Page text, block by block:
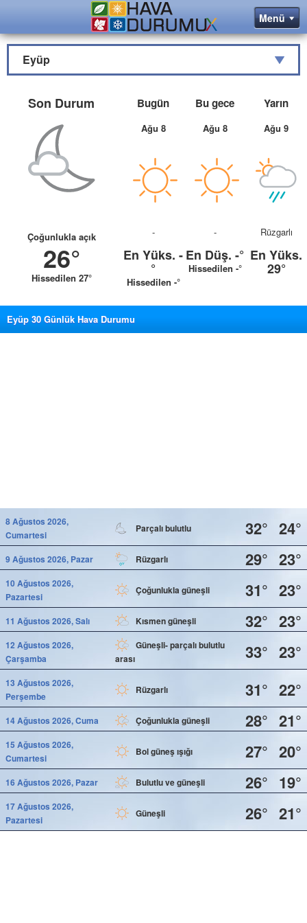
Eyüp
Son Durum
Çoğunlukla açık
26°
Hissedilen 27°
Bugün
Ağu 8
-
En Yüks.-
°
Hissedilen -°
Bu gece
Ağu 8
-
En Düş.-°
Hissedilen -°
Yarın
Ağu 9
Rüzgarlı
En Yüks.
29°
Eyüp 30 Günlük Hava Durumu
8 Ağustos 2026,
Cumartesi
Parçalı bulutlu 32° 24°
9 Ağustos 2026, Pazar Rüzgarlı 29° 23°
10 Ağustos 2026,
Pazartesi
Çoğunlukla güneşli 31° 23°
11 Ağustos 2026, Salı Kısmen güneşli 32° 23°
12 Ağustos 2026,
Çarşamba
Güneşli- parçalı bulutlu
arası
33° 23°
13 Ağustos 2026,
Perşembe
Rüzgarlı 31° 22°
14 Ağustos 2026, Cuma Çoğunlukla güneşli 28° 21°
15 Ağustos 2026,
Cumartesi
Bol güneş ışığı 27° 20°
16 Ağustos 2026, Pazar Bulutlu ve güneşli 26° 19°
17 Ağustos 2026,
Pazartesi
Güneşli 26° 21°